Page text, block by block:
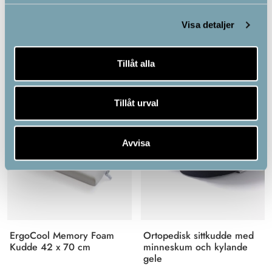
Visa detaljer
Tillåt alla
Tillåt urval
Avvisa
Ländryggskudde 36 x 36
799.00
ErgoCool Memory Foam
Kudde 42 x 70 cm
Ortopedisk sittkudde med
minneskum och kylande
gele